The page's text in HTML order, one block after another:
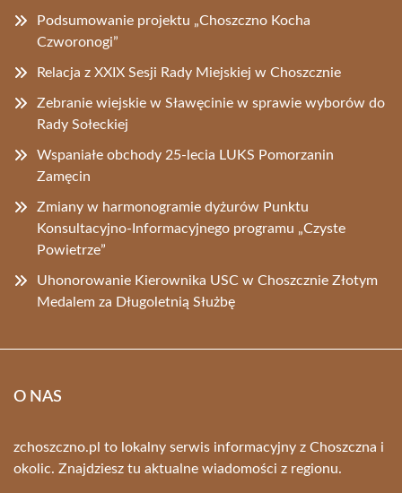
Podsumowanie projektu „Choszczno Kocha
Czworonogi”
Relacja z XXIX Sesji Rady Miejskiej w Choszcznie
Zebranie wiejskie w Sławęcinie w sprawie wyborów do
Rady Sołeckiej
Wspaniałe obchody 25-lecia LUKS Pomorzanin
Zamęcin
Zmiany w harmonogramie dyżurów Punktu
Konsultacyjno-Informacyjnego programu „Czyste
Powietrze”
Uhonorowanie Kierownika USC w Choszcznie Złotym
Medalem za Długoletnią Służbę
O NAS
zchoszczno.pl to lokalny serwis informacyjny z Choszczna i
okolic. Znajdziesz tu aktualne wiadomości z regionu.